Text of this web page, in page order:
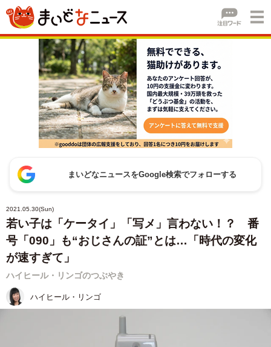
まいどなニュースをGoogle検索でフォローする
2021.05.30(Sun)
若い子は「ケータイ」「写メ」言わない！？ 番
号「090」も“おじさんの証”とは…「時代の変化
が速すぎて」
ハイヒール・リンゴのつぶやき
ハイヒール・リンゴ